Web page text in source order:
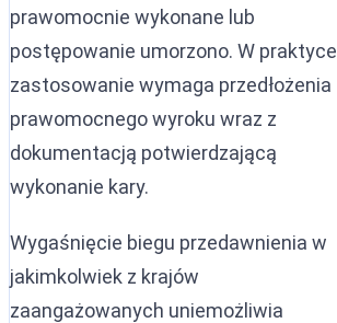
prawomocnie wykonane lub
postępowanie umorzono. W praktyce
zastosowanie wymaga przedłożenia
prawomocnego wyroku wraz z
dokumentacją potwierdzającą
wykonanie kary.
Wygaśnięcie biegu przedawnienia w
jakimkolwiek z krajów
zaangażowanych uniemożliwia